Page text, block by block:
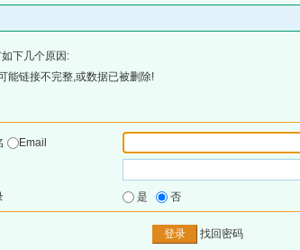
下几个原因:
能链接不完整,或数据已被删除!
Email
是 否
找回密码